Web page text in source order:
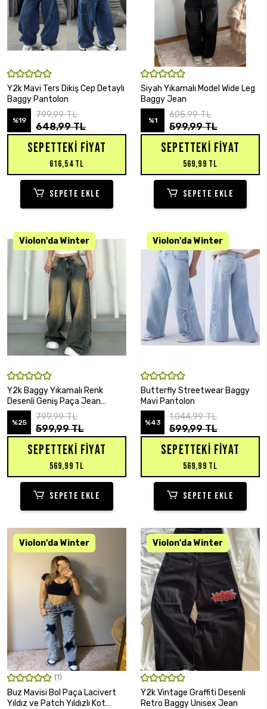
SEPETE EKLE
Y2k Mavi Ters Dikiş Cep Detaylı
Baggy Pantolon
%19
799,99 TL
648,99 TL
SEPETTEKI FIYAT
616,54 TL
SEPETE EKLE
SEPETE EKLE
Siyah Yıkamalı Model Wide Leg
Baggy Jean
%1
605,99 TL
599,99 TL
SEPETTEKI FIYAT
569,99 TL
SEPETE EKLE
SEPETE EKLE
Y2k Baggy Yıkamalı Renk
Desenli Geniş Paça Jean
Pantolon
%25
799,99 TL
599,99 TL
SEPETTEKI FIYAT
569,99 TL
SEPETE EKLE
SEPETE EKLE
Butterfly Streetwear Baggy
Mavi Pantolon
%43
1.044,99 TL
599,99 TL
SEPETTEKI FIYAT
569,99 TL
SEPETE EKLE
SEPETE EKLE
(1)
Buz Mavisi Bol Paça Lacivert
Yıldız ve Patch Yıldızlı Kot
SEPETE EKLE
Y2k Vintage Graffiti Desenli
Retro Baggy Unisex Jean